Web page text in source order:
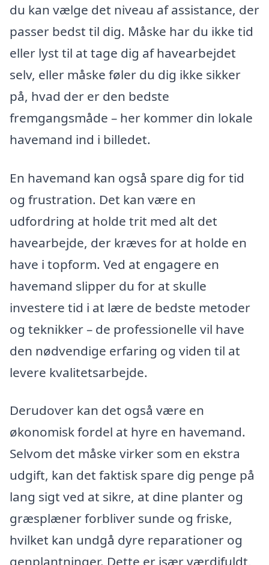
du kan vælge det niveau af assistance, der
passer bedst til dig. Måske har du ikke tid
eller lyst til at tage dig af havearbejdet
selv, eller måske føler du dig ikke sikker
på, hvad der er den bedste
fremgangsmåde – her kommer din lokale
havemand ind i billedet.
En havemand kan også spare dig for tid
og frustration. Det kan være en
udfordring at holde trit med alt det
havearbejde, der kræves for at holde en
have i topform. Ved at engagere en
havemand slipper du for at skulle
investere tid i at lære de bedste metoder
og teknikker – de professionelle vil have
den nødvendige erfaring og viden til at
levere kvalitetsarbejde.
Derudover kan det også være en
økonomisk fordel at hyre en havemand.
Selvom det måske virker som en ekstra
udgift, kan det faktisk spare dig penge på
lang sigt ved at sikre, at dine planter og
græsplæner forbliver sunde og friske,
hvilket kan undgå dyre reparationer og
genplantninger. Dette er især værdifuldt,